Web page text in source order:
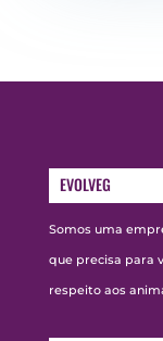
EVOLVEG
Somos uma
que precisa para
respeito aos